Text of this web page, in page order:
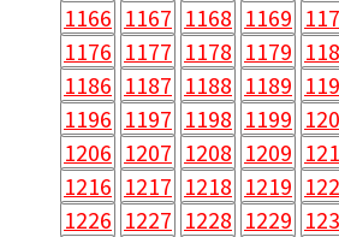
1166 1167 1168 1169
1176 1177 1178 1179
1186 1187 1188 1189
1196 1197 1198 1199
1206 1207 1208 1209
1216 1217 1218 1219
1226 1227 1228 1229